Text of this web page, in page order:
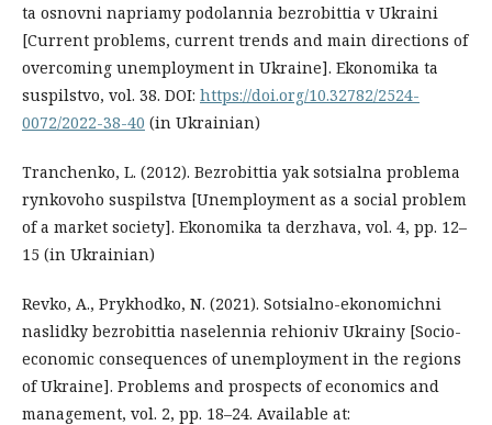
ta osnovni napriamy podolannia bezrobittia v Ukraini
[Current problems, current trends and main directions of
overcoming unemployment in Ukraine]. Ekonomika ta
suspilstvo, vol. 38. DOI: https://doi.org/10.32782/2524-
0072/2022-38-40 (in Ukrainian)
Tranchenko, L. (2012). Bezrobittia yak sotsialna problema
rynkovoho suspilstva [Unemployment as a social problem
of a market society]. Ekonomika ta derzhava, vol. 4, pp. 12–
15 (in Ukrainian)
Revko, A., Prykhodko, N. (2021). Sotsialno-ekonomichni
naslidky bezrobittia naselennia rehioniv Ukrainy [Socio-
economic consequences of unemployment in the regions
of Ukraine]. Problems and prospects of economics and
management, vol. 2, pp. 18–24. Available at: